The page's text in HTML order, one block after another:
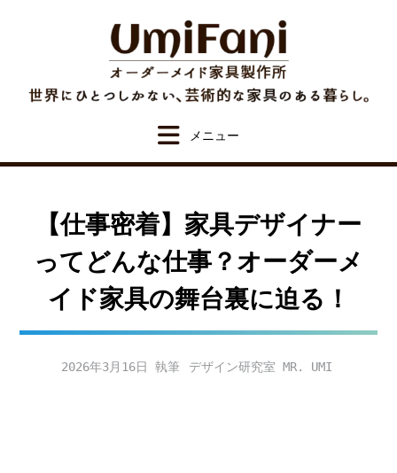
【仕事密着】家具デザイナー
ってどんな仕事？オーダーメ
イド家具の舞台裏に迫る！
2026年3月16日 デザイン研究室 MR. UMI